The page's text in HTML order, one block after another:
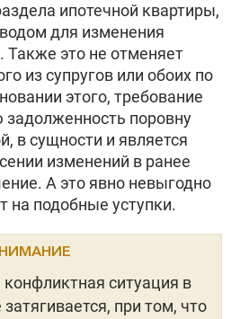
ипотечной квартиры,
для изменения
Также это не отменяет
из супругов или обоих по
этого, требование
задолженность поровну
в сущности и является
изменений в ранее
А это явно невыгодно
на подобные уступки.
ситуация в
при том, что